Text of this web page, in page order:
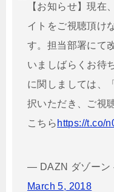
【お知らせ】現在
イトをご視聴頂け
す。担当部署にて
いましばらくお待
に関しましては、
択いただき、ご視
こちら https://t.co/
— DAZN ダゾーン
March 5, 2018